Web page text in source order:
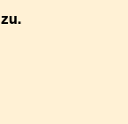
zu.